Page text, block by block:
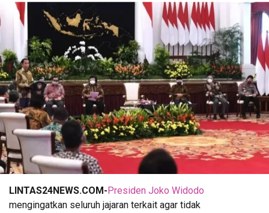
LINTAS24NEWS.COM- Presiden Joko Widodo
mengingatkan seluruh jajaran terkait agar tidak